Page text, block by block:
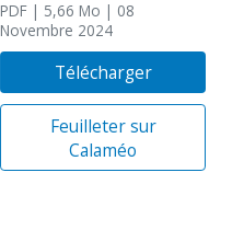
PDF | 5,66 Mo | 08
Novembre 2024
Télécharger
Feuilleter sur
Calaméo